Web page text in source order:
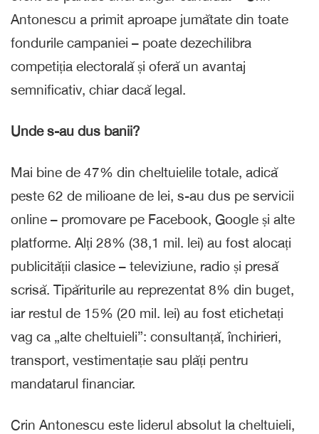
Antonescu a primit aproape jumătate din toate
fondurile campaniei – poate dezechilibra
competiția electorală și oferă un avantaj
semnificativ, chiar dacă legal.
Unde s-au dus banii?
Mai bine de 47% din cheltuielile totale, adică
peste 62 de milioane de lei, s-au dus pe servicii
online – promovare pe Facebook, Google și alte
platforme. Alți 28% (38,1 mil. lei) au fost alocați
publicității clasice – televiziune, radio și presă
scrisă. Tipăriturile au reprezentat 8% din buget,
iar restul de 15% (20 mil. lei) au fost etichetați
vag ca „alte cheltuieli”: consultanță, închirieri,
transport, vestimentație sau plăți pentru
mandatarul financiar.
Crin Antonescu este liderul absolut la cheltuieli,